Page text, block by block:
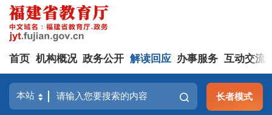
首页 机构概况 政务公开 解读回应 办事服务 互动交流
长者模式